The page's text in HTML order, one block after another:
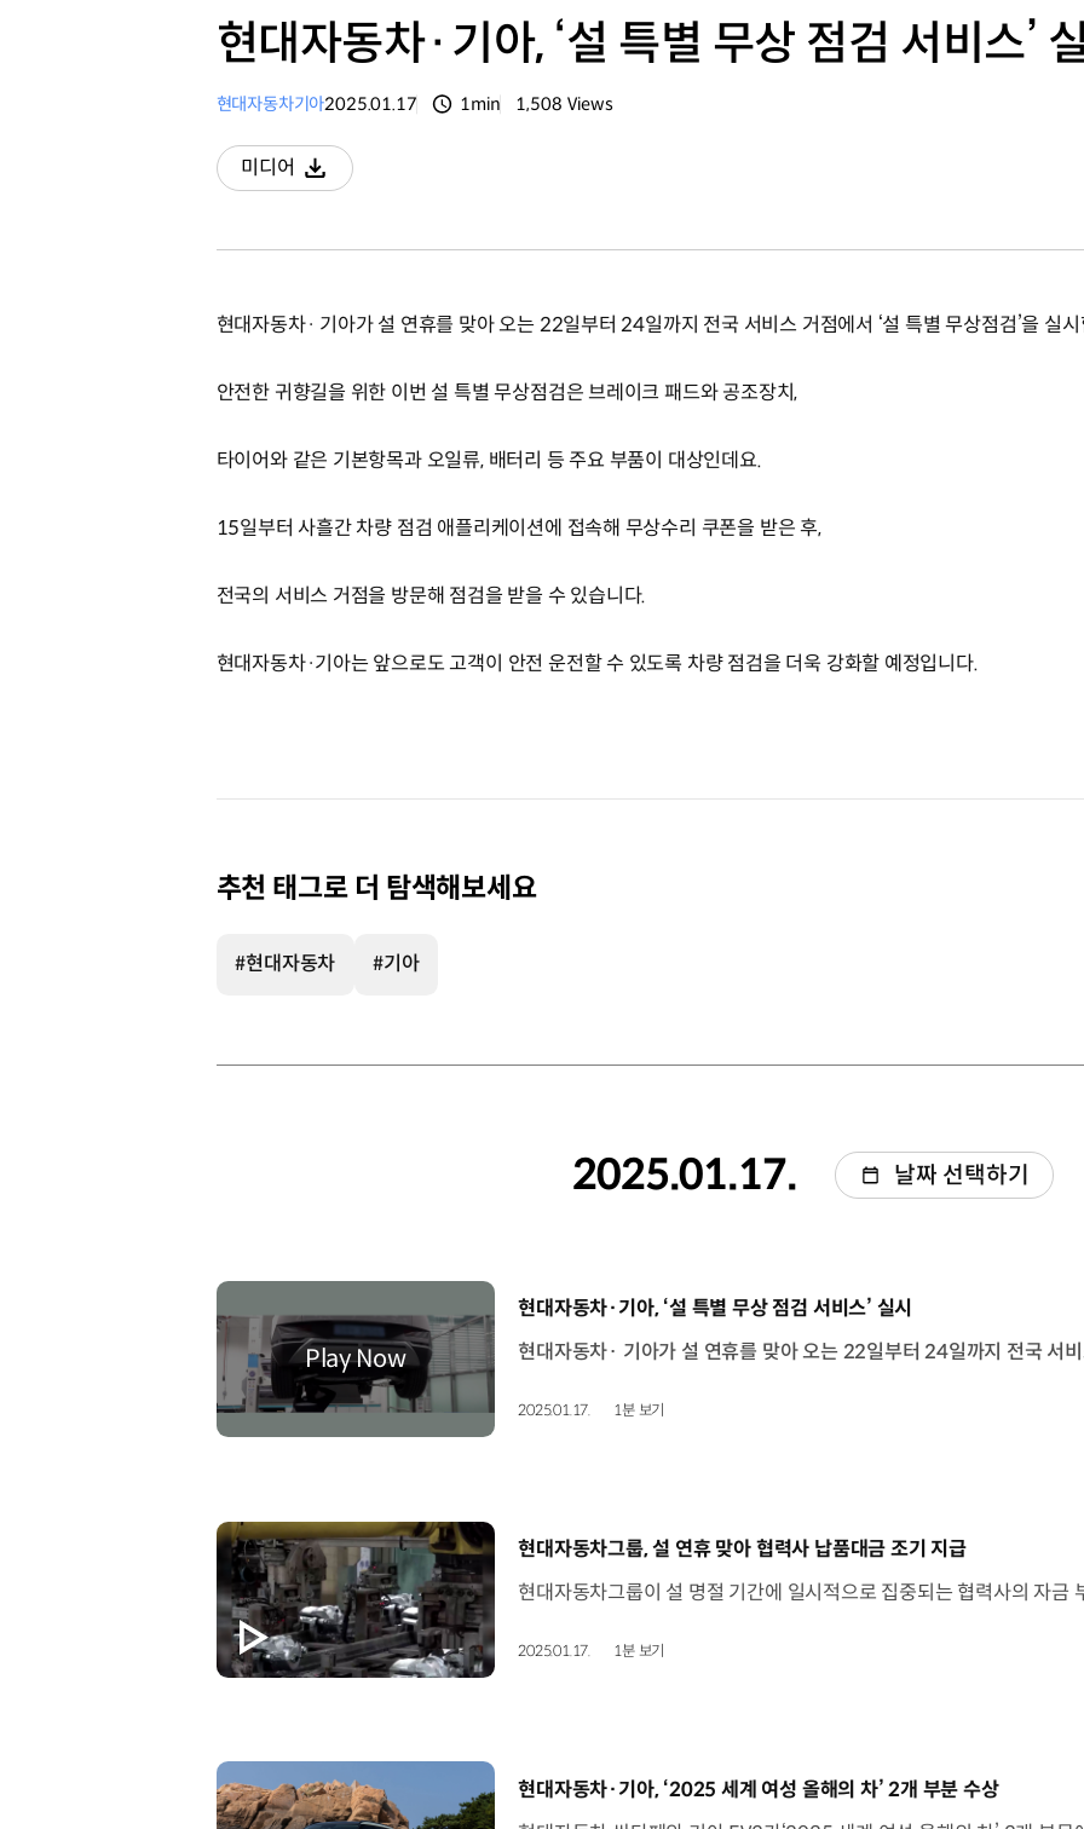
현대자동차·기아, ‘설 특별 무상 점검 서비스’
현대자동차기아2025.01.17 1min 1,508 Views
미디어
다운로드
현대자동차· 기아가 설 연휴를 맞아 오는 22일부터 24일까지 전국 서비스 거점에서 ‘설 특별 무상점검’을 실
안전한 귀향길을 위한 이번 설 특별 무상점검은 브레이크 패드와 공조장치,
타이어와 같은 기본항목과 오일류, 배터리 등 주요 부품이 대상인데요.
15일부터 사흘간 차량 점검 애플리케이션에 접속해 무상수리 쿠폰을 받은 후,
전국의 서비스 거점을 방문해 점검을 받을 수 있습니다.
현대자동차·기아는 앞으로도 고객이 안전 운전할 수 있도록 차량 점검을 더욱 강화할 예정입니다.
추천 태그로 더 탐색해보세요
#현대자동차 #기아
2025.01.17. 날짜 선택하기
[동영상]
현대자동차·기아, ‘설 특별 무상 점검 서비스’ 실시
2025.01.17. 1분 보기
[동영상]
현대자동차그룹, 설 연휴 맞아 협력사 납품대금 조기 지급
2025.01.17. 1분 보기
[동영상]
현대자동차·기아, ‘2025 세계 여성 올해의 차’ 2개 부분 수상